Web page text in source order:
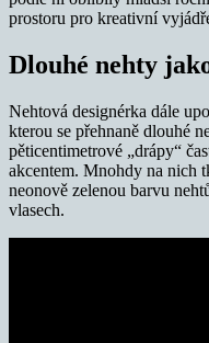
prostoru pro kreativní
Dlouhé nehty
Nehtová designérka dále
kterou se přehnaně dlouhé
pěticentimetrové „drápy“
akcentem. Mnohdy na nich
neonově zelenou barvu
vlasech.